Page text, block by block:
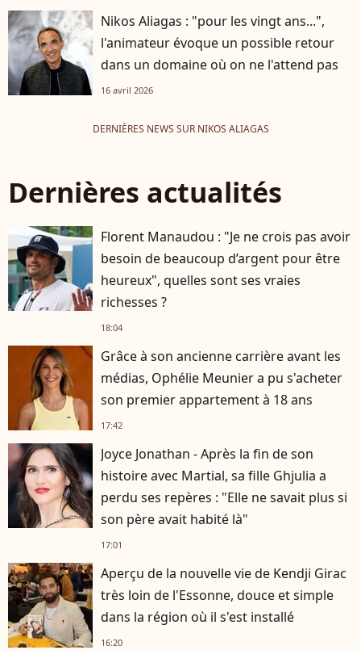
Nikos Aliagas : "pour les vingt ans...",
l'animateur évoque un possible retour
dans un domaine où on ne l'attend pas
16 avril 2026
DERNIÈRES NEWS SUR NIKOS ALIAGAS
Dernières actualités
Florent Manaudou : "Je ne crois pas avoir
besoin de beaucoup d’argent pour être
heureux", quelles sont ses vraies
richesses ?
18:04
Grâce à son ancienne carrière avant les
médias, Ophélie Meunier a pu s'acheter
son premier appartement à 18 ans
17:42
Joyce Jonathan - Après la fin de son
histoire avec Martial, sa fille Ghjulia a
perdu ses repères : "Elle ne savait plus si
son père avait habité là"
17:01
Aperçu de la nouvelle vie de Kendji Girac
très loin de l'Essonne, douce et simple
dans la région où il s'est installé
16:20